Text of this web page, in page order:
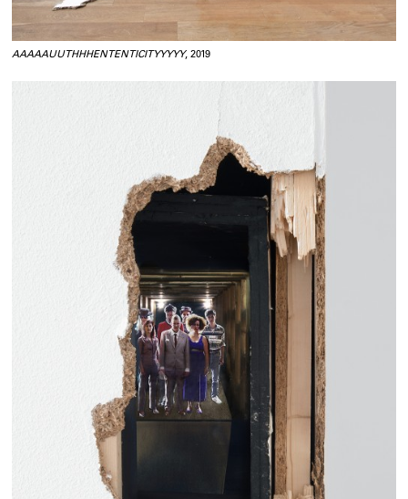
AAAAAUUTHHHENTENTICITYYYYY, 2019